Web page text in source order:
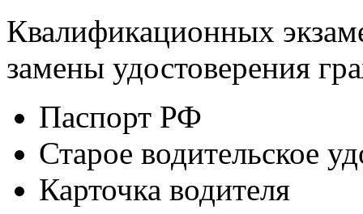
Квалификационных
замены удостоверения
Паспорт РФ
Старое водительское
Карточка водителя